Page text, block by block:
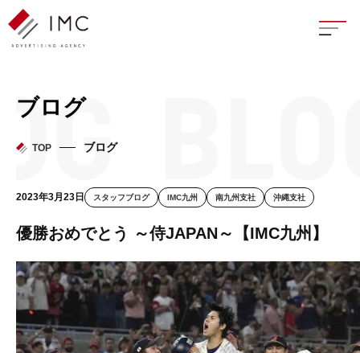
座談
イン
フェ
ブログ
TOP ブログ
2023年3月23日 スタッフブログ IMC九州 南九州支社 沖縄支社
優勝おめでとう ～侍JAPAN～【IMC九州】